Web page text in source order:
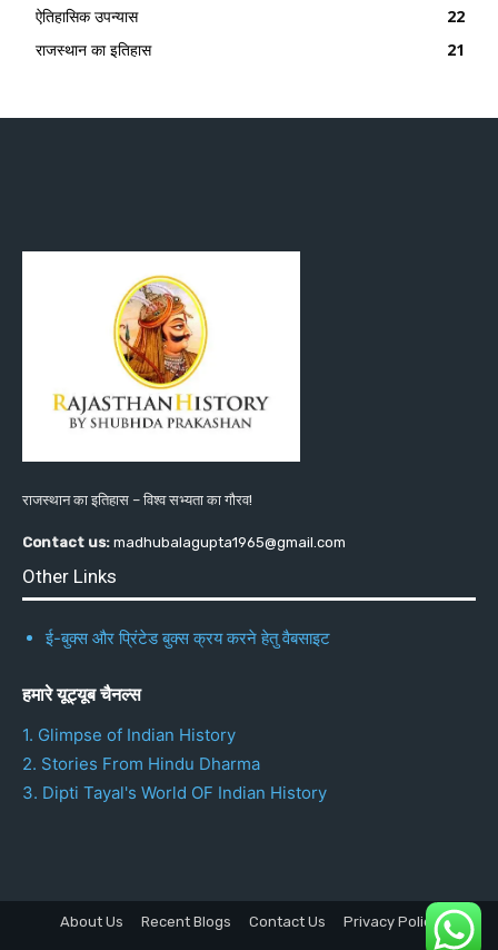
ऐतिहासिक उपन्यास
22
राजस्थान का इतिहास
21
राजस्थान का इतिहास – विश्व सभ्यता का गौरव!
Contact us: madhubalagupta1965@gmail.com
Other Links
ई-बुक्स और प्रिंटेड बुक्स क्रय करने हेतु वैबसाइट
हमारे यूट्यूब चैनल्स
1. Glimpse of Indian History
2. Stories From Hindu Dharma
3. Dipti Tayal's World OF Indian History
About Us Recent Blogs Contact Us Privacy Policy